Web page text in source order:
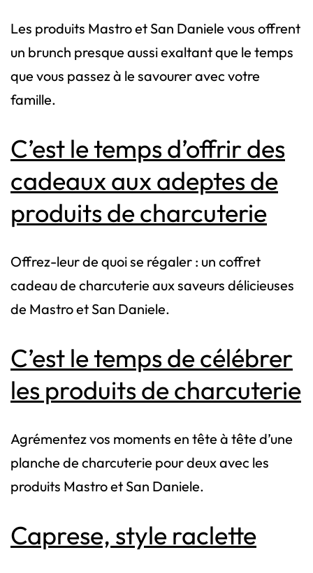
Les produits Mastro et San Daniele vous offrent
un brunch presque aussi exaltant que le temps
que vous passez à le savourer avec votre
famille.
C’est le temps d’offrir des
cadeaux aux adeptes de
produits de charcuterie
Offrez-leur de quoi se régaler : un coffret
cadeau de charcuterie aux saveurs délicieuses
de Mastro et San Daniele.
C’est le temps de célébrer
les produits de charcuterie
Agrémentez vos moments en tête à tête d’une
planche de charcuterie pour deux avec les
produits Mastro et San Daniele.
Caprese, style raclette